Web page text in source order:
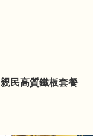
親民高質鐵板套餐